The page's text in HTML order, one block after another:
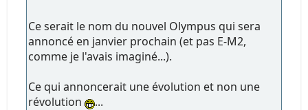
Ce serait le nom du nouvel Olympus qui sera
annoncé en janvier prochain (et pas E-M2,
comme je l'avais imaginé...).
Ce qui annoncerait une évolution et non une
révolution
...